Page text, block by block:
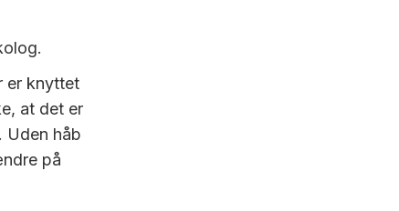
er knyttet
at det er
Uden håb
på